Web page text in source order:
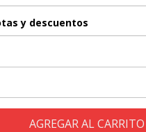
y descuentos
AGREGAR AL CARRITO